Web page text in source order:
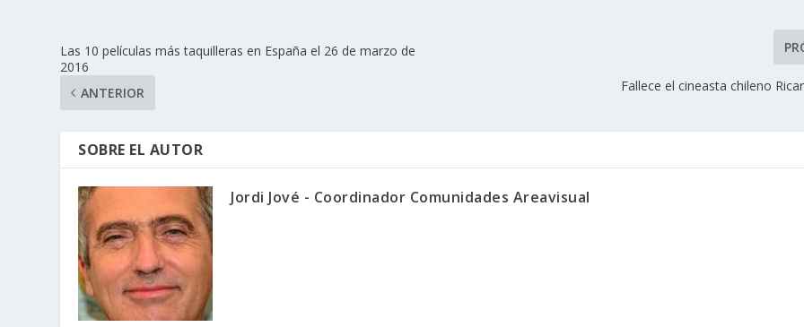
Las 10 películas más taquilleras en España el 26 de marzo de
2016
ANTERIOR
Fallece el cineasta chileno
SOBRE EL AUTOR
Jordi Jové - Coordinador Comunidades Areavisual